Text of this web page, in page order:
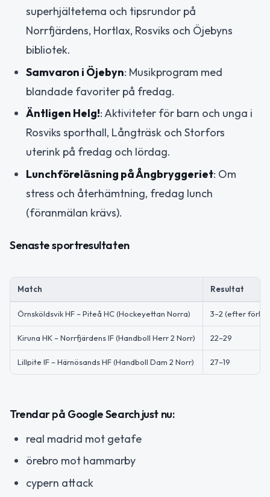
superhjältetema och tipsrundor på
Norrfjärdens, Hortlax, Rosviks och Öjebyns
bibliotek.
Samvaron i Öjebyn: Musikprogram med
blandade favoriter på fredag.
Äntligen Helg!: Aktiviteter för barn och unga i
Rosviks sporthall, Långträsk och Storfors
uterink på fredag och lördag.
Lunchföreläsning på Ångbryggeriet: Om
stress och återhämtning, fredag lunch
(föranmälan krävs).
Senaste sportresultaten
Match Resultat
Örnsköldsvik HF – Piteå HC (Hockeyettan Norra) 3–2 (efter
Kiruna HK – Norrfjärdens IF (Handboll Herr 2 Norr) 22–29
Lillpite IF – Härnösands HF (Handboll Dam 2 Norr) 27–19
Trendar på Google Search just nu:
real madrid mot getafe
örebro mot hammarby
cypern attack